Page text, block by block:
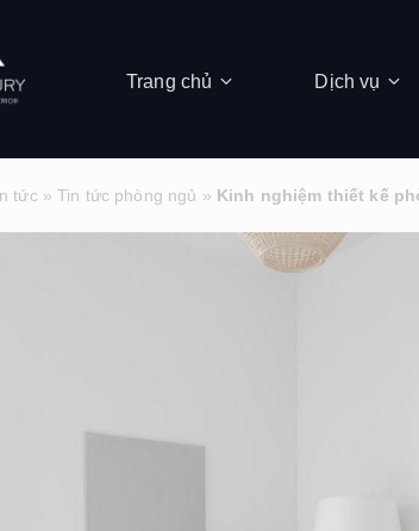
Trang chủ Dịch vụ
tức»Tin tức phòng ngủ » Kinh nghiệm thiết kế